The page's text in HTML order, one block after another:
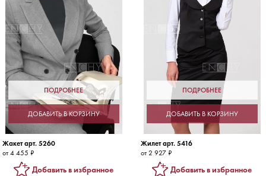
ПОДРОБНЕЕ
ДОБАВИТЬ В КОРЗИНУ
Жакет арт. 5260
от 4 455 ₽
Добавить в избранное
ПОДРОБНЕЕ
ДОБАВИТЬ В КОРЗИНУ
Жилет арт. 5416
от 2 927 ₽
Добавить в избранное